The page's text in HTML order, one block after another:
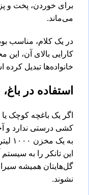
برای خوردن، پخت ‌و
می‌ماند.
در یک کلام، مناسب
کارایی بالای آن،
خانواده‌ها تبدیل
استفاده در
اگر یک باغچه کوچک
کشی درستی ندارد و
به
این تانکر را به
گل‌هایتان همیشه
نشوند.